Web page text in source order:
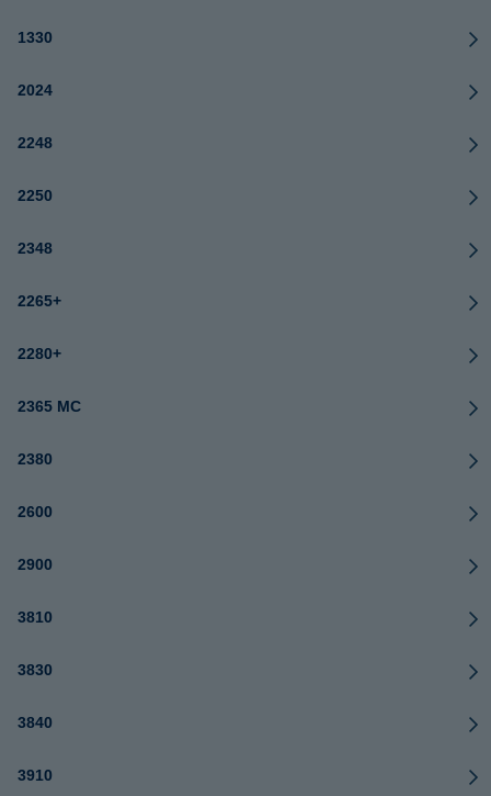
1330
2024
2248
2250
2348
2265+
2280+
2365 MC
2380
2600
2900
3810
3830
3840
3910